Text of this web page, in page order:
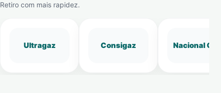
Retiro com mais rapidez.
Ultragaz Consigaz Nacional Gás